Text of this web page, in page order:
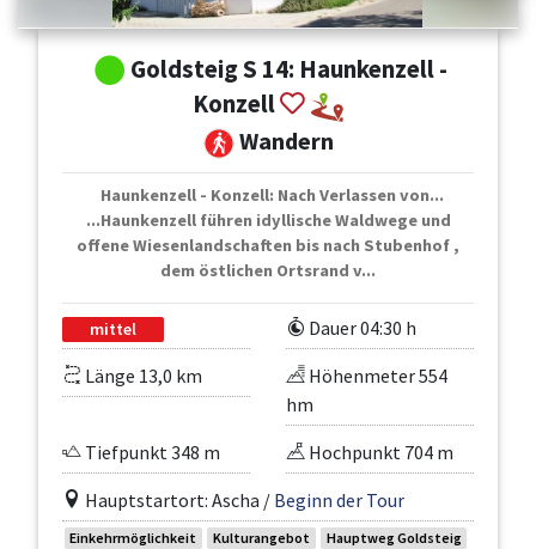
Goldsteig S 14: Haunkenzell -
Konzell
Wandern
Haunkenzell - Konzell: Nach Verlassen von...
...Haunkenzell führen idyllische Waldwege und
offene Wiesenlandschaften bis nach Stubenhof ,
dem östlichen Ortsrand v...
mittel
Dauer 04:30 h
Länge 13,0 km
Höhenmeter 554
hm
Tiefpunkt 348 m
Hochpunkt 704 m
Hauptstartort: Ascha / Beginn der Tour
Einkehrmöglichkeit Kulturangebot
Hauptweg Goldsteig